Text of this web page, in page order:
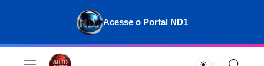
Acesse o Portal ND1